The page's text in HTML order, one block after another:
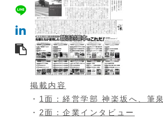
掲載内容
・ 1面：経営学部 神楽坂へ、筆泉
・ 2面：企業インタビュー